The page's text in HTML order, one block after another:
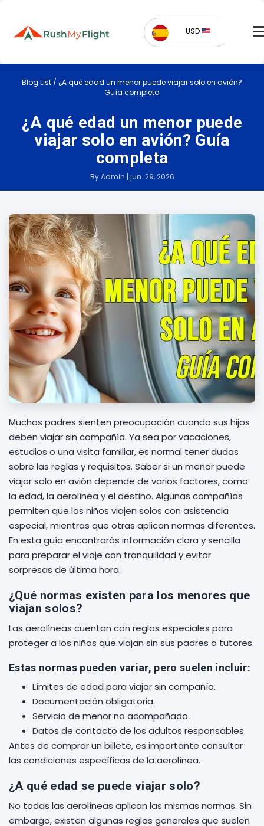
USD
Blog List / ¿A qué edad un menor puede viajar solo en avión?
Guía completa
¿A qué edad un menor puede
viajar solo en avión? Guía
completa
By Admin | jun. 29, 2026
Muchos padres sienten preocupación cuando sus hijos
deben viajar sin compañía. Ya sea por vacaciones,
estudios o una visita familiar, es normal tener dudas
sobre las reglas y requisitos. Saber si un menor puede
viajar solo en avión depende de varios factores, como
la edad, la aerolínea y el destino. Algunas compañías
permiten que los niños viajen solos con asistencia
especial, mientras que otras aplican normas diferentes.
En esta guía encontrarás información clara y sencilla
para preparar el viaje con tranquilidad y evitar
sorpresas de última hora.
¿Qué normas existen para los menores que
viajan solos?
Las aerolíneas cuentan con reglas especiales para
proteger a los niños que viajan sin sus padres o tutores.
Estas normas pueden variar, pero suelen incluir:
Límites de edad para viajar sin compañía.
Documentación obligatoria.
Servicio de menor no acompañado.
Datos de contacto de los adultos responsables.
Antes de comprar un billete, es importante consultar
las condiciones específicas de la aerolínea.
¿A qué edad se puede viajar solo?
No todas las aerolíneas aplican las mismas normas. Sin
embargo, existen algunas reglas generales que suelen